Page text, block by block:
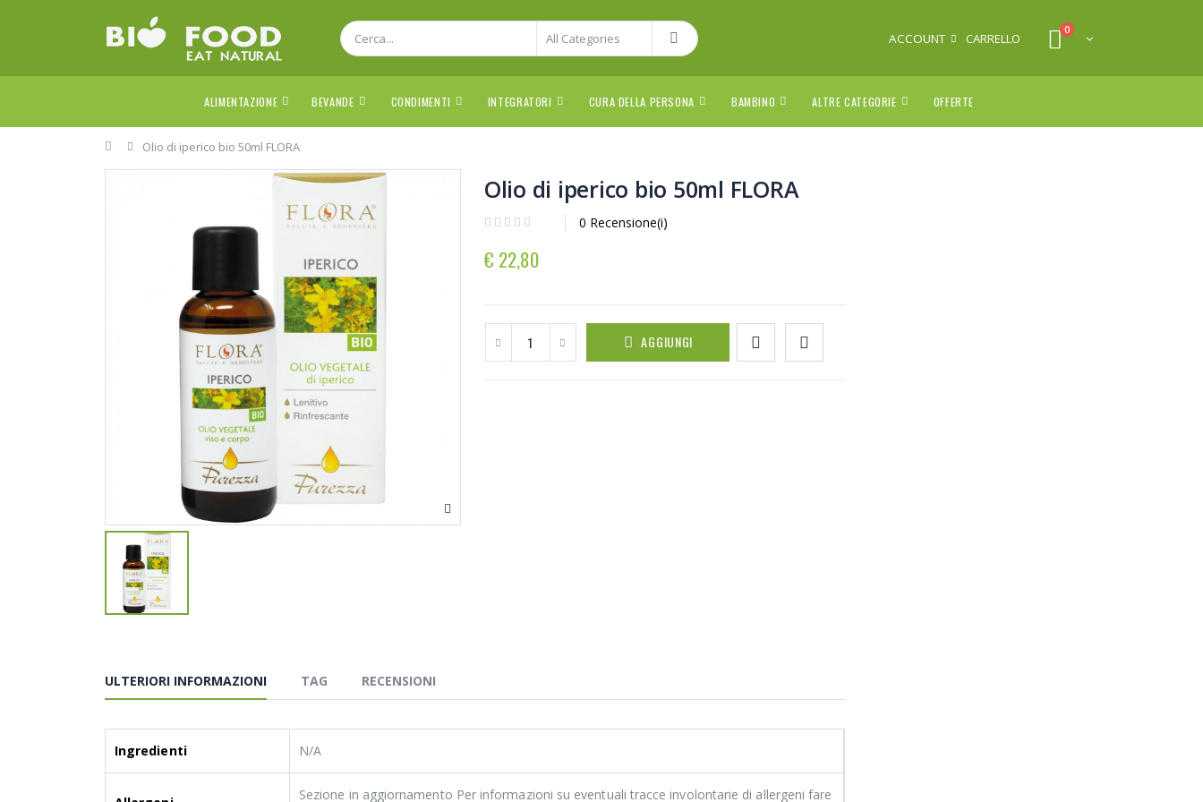
ACCOUNT CARRELLO
0
ALIMENTAZIONE BEVANDE CONDIMENTI INTEGRATORI CURA DELLA PERSONA BAMBINO ALTRE CATEGORIE OFFERTE
Home
Olio di iperico bio 50ml FLORA
Olio di iperico bio 50ml FLORA
0 Recensione(i)
€ 22,80
AGGIUNGI
ULTERIORI INFORMAZIONI TAG RECENSIONI
Ingredienti N/A
Sezione in aggiornamento Per informazioni su eventuali tracce involontarie di allergeni fare